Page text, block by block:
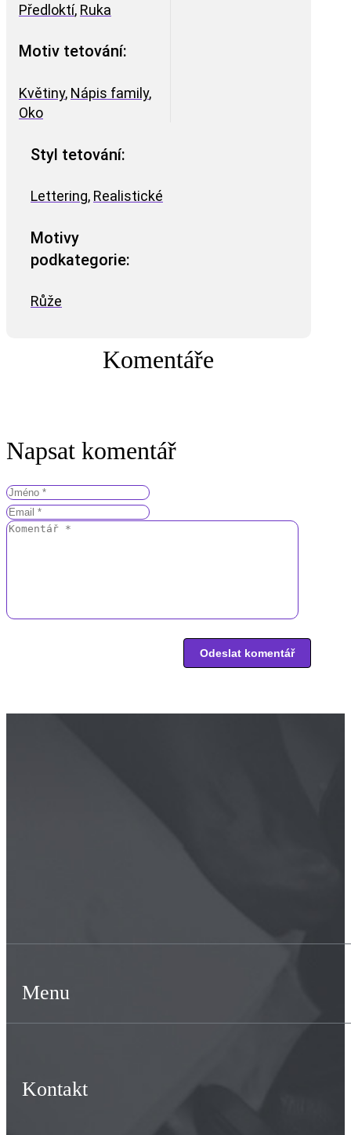
Předloktí, Ruka
Motiv tetování:
Květiny, Nápis family,
Oko
Styl tetování:
Lettering, Realistické
Motivy
podkategorie:
Růže
Komentáře
Napsat komentář
Menu
Kontakt